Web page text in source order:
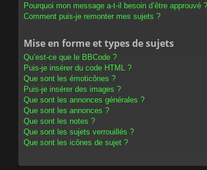
Pourquoi mon message a-t-il besoin d’être approuvé ?
Comment puis-je remonter mes sujets ?
Mise en forme et types de sujets
Qu’est-ce que le BBCode ?
Puis-je insérer du code HTML ?
Que sont les émoticônes ?
Puis-je insérer des images ?
Que sont les annonces générales ?
Que sont les annonces ?
Que sont les notes ?
Que sont les sujets verrouillés ?
Que sont les icônes de sujet ?